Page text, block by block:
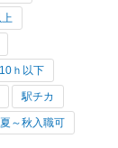
ｈ以下
駅チカ
夏～秋入職可